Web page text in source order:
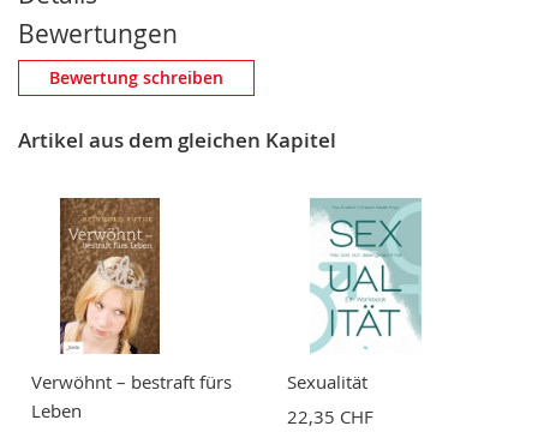
Bewertungen
Eigene Bewertung schreiben
Nickname
Zusammenfassung
Bewertung
Bewertung schreiben
Artikel aus dem gleichen Kapitel
Verwöhnt – bestraft fürs
Leben
Sexualität
22,35 CHF